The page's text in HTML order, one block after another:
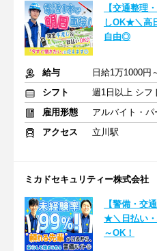
【交通整理
しOK★＼高
自由◎
給与
日給1万1000円
シフト
週1日以上 シフ
雇用形態
アルバイト・パ
アクセス
立川駅
ミカドセキュリティー株式会
【警備・交
★＼日払い
～OK！